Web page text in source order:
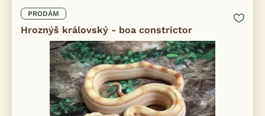
PRODÁM
Hroznýš královský - boa constrictor